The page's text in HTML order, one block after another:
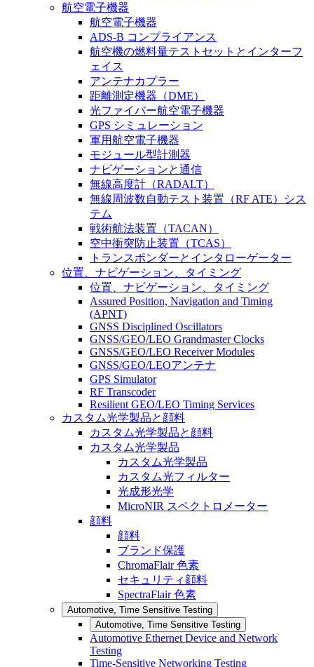
航空電子機器
航空電子機器
ADS-B コンプライアンス
航空機の燃料量テストセットとインターフ
ェイス
アンテナカプラー
距離測定機器（DME）
光ファイバー航空電子機器
GPS シミュレーション
軍用航空電子機器
モジュール型計測器
ナビゲーションと通信
無線高度計（RADALT）
無線周波数自動テスト装置（RF ATE）シス
テム
戦術航法装置（TACAN）
空中衝突防止装置（TCAS）
トランスポンダーとインタローゲーター
位置、ナビゲーション、タイミング
位置、ナビゲーション、タイミング
Assured Position, Navigation and Timing
(APNT)
GNSS Disciplined Oscillators
GNSS/GEO/LEO Grandmaster Clocks
GNSS/GEO/LEO Receiver Modules
GNSS/GEO/LEOアンテナ
GPS Simulator
RF Transcoder
Resilient GEO/LEO Timing Services
カスタム光学製品と顔料
カスタム光学製品と顔料
カスタム光学製品
カスタム光学製品
カスタム光フィルター
光成形光学
MicroNIR スペクトロメーター
顔料
顔料
ブランド保護
ChromaFlair 色素
セキュリティ顔料
SpectraFlair 色素
Automotive, Time Sensitive Testing
Automotive, Time Sensitive Testing
Automotive Ethernet Device and Network
Testing
Time-Sensitive Networking Testing